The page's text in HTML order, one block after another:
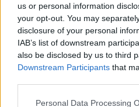
us or personal information
your opt-out. You may
disclosure of your personal
IAB’s list of downstream
also be disclosed by us to third
Downstream Participants that
Personal Data Processing